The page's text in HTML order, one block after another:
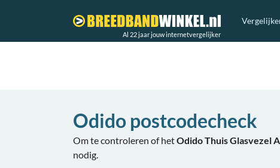
Al 22 jaar jouw internetvergelijker
Odido postcodecheck
Om te controleren of hetOdido Thuis Glasvezel
nodig.